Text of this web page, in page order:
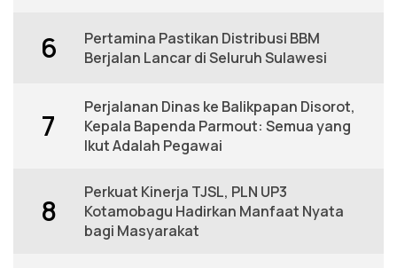
6
Pertamina Pastikan Distribusi BBM
Berjalan Lancar di Seluruh Sulawesi
7
Perjalanan Dinas ke Balikpapan Disorot,
Kepala Bapenda Parmout: Semua yang
Ikut Adalah Pegawai
8
Perkuat Kinerja TJSL, PLN UP3
Kotamobagu Hadirkan Manfaat Nyata
bagi Masyarakat